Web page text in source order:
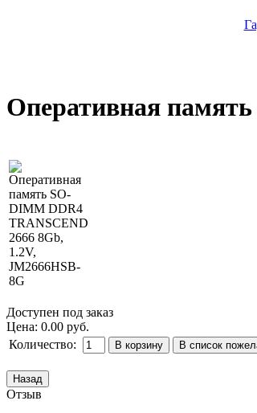
Оперативная
Доступен под заказ
Цена: 0.00 руб.
Количество:
Отзыв